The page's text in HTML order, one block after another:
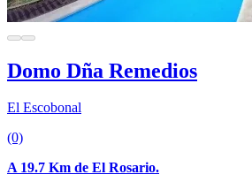
Domo Dña Remedios
El Escobonal
(0)
A 19.7 Km de El Rosario.